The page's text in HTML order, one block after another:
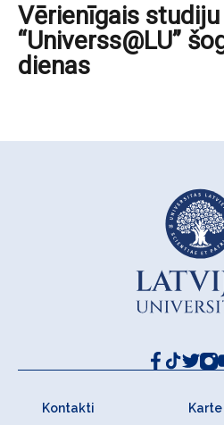
Vērienīgais
“Universs@LU”
dienas
Kontakti